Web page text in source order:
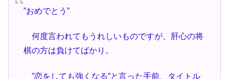
”おめでとう”
何度言われてもうれしいものですが、肝心の将
棋の方は負けてばかり。
”恋をしても強くなる”と言った手前、タイトル